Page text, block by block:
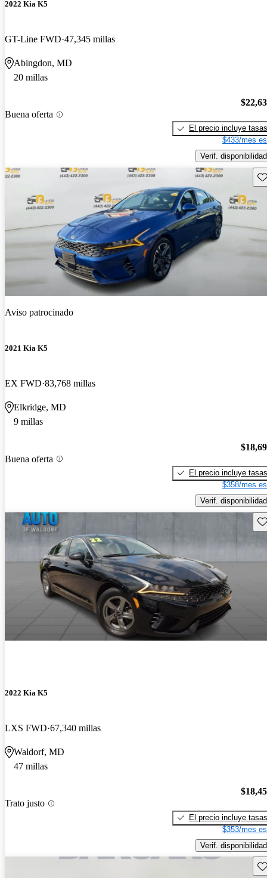
2022 Kia K5
GT-Line FWD 47,345 millas
Abingdon, MD
20 millas
Buena oferta
El precio incluye tasas
$433/mes
Verif. disponibilidad
Aviso patrocinado
2021 Kia K5
EX FWD 83,768 millas
Elkridge, MD
9 millas
Buena oferta
El precio incluye tasas
$358/mes
Verif. disponibilidad
2022 Kia K5
LXS FWD 67,340 millas
Waldorf, MD
47 millas
Trato justo
El precio incluye tasas
$353/mes
Verif. disponibilidad